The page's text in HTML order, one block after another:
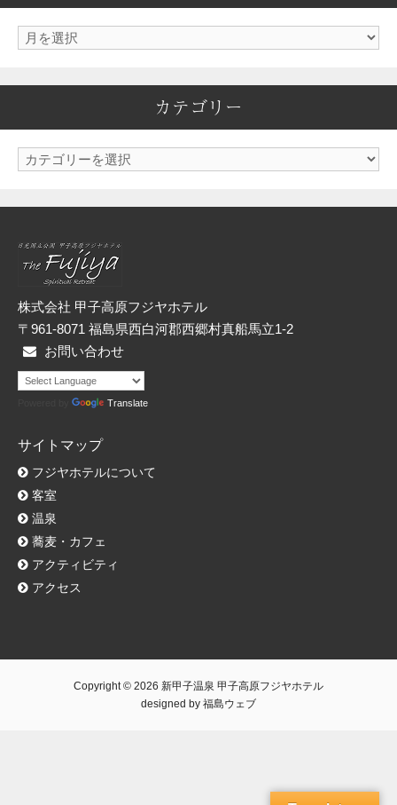
ア
カテゴリー
カ
ー
株式会社 甲子高原フジヤホテル
〒961-8071 福島県西白河郡西郷村真船馬立1-2
お問い合わせ
Translate
サイトマップ
フジヤホテルについて
客室
温泉
蕎麦・カフェ
アクティビティ
アクセス
Copyright © 2026 新甲子温泉 甲子高原フジヤホテル
designed by 福島ウェブ